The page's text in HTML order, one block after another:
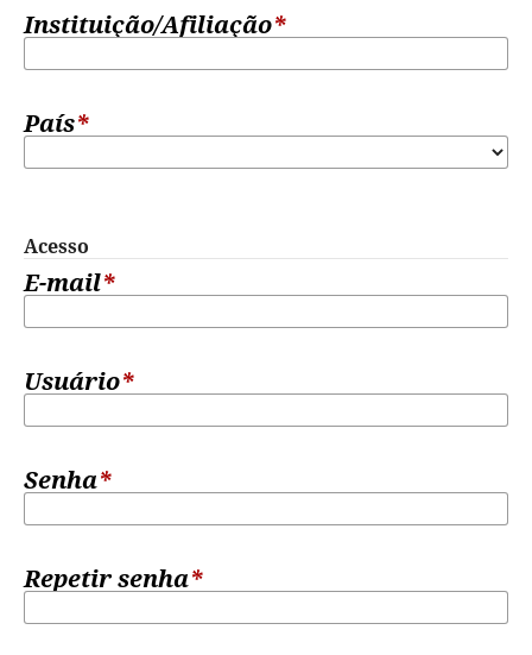
Instituição/Afiliação*
País*
Acesso
E-mail*
Usuário*
Senha*
Repetir senha*